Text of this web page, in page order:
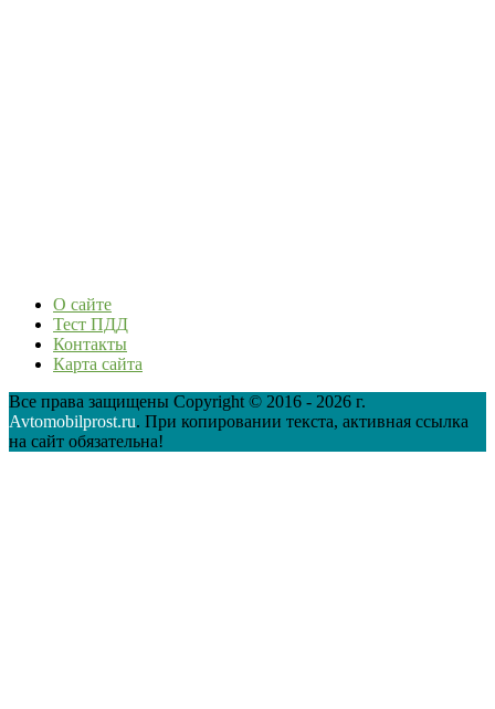
О сайте
Тест ПДД
Контакты
Карта сайта
Все права защищены Copyright © 2016 - 2026 г.
Avtomobilprost.ru. При копировании текста, активная ссылка
на сайт обязательна!